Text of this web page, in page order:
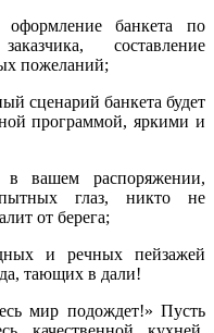
банкета по
составление
пожеланий;
сценарий банкета будет
программой, яркими и
вашем распоряжении,
глаз, никто не
от берега;
и речных пейзажей
тающих в дали!
мир подождет!» Пусть